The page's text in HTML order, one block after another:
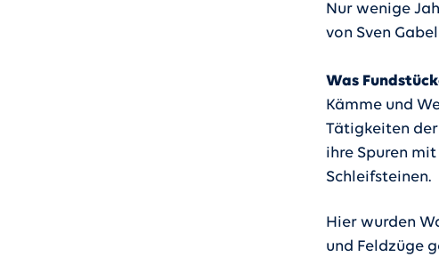
Nur wenige
von Sven
Was
Kämme und
Tätigkeiten
ihre Spuren
Schleifsteinen.
Hier wurden
und Feldzüge